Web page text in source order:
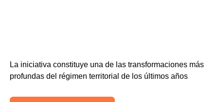
La iniciativa constituye una de las transformaciones más
profundas del régimen territorial de los últimos años